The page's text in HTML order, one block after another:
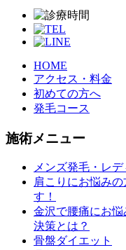
HOME
アクセス・料金
初めての方へ
発毛コース
施術メニュー
メンズ発毛・レ
肩こりにお悩み
す！
金沢で腰痛にお
決策とは？
骨盤ダイエット